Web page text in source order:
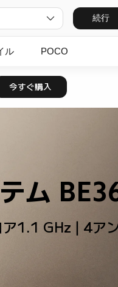
続行
ル POCO
今すぐ購入
ム
1.1 GHz | 4ア